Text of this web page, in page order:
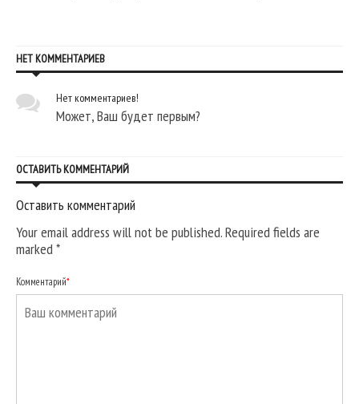
НЕТ КОММЕНТАРИЕВ
Нет комментариев!
Может, Ваш будет первым?
ОСТАВИТЬ КОММЕНТАРИЙ
Оставить комментарий
Your email address will not be published. Required fields are
marked*
Комментарий*